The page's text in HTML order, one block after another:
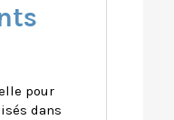
pour
dans